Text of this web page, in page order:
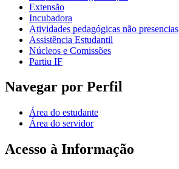
Extensão
Incubadora
Atividades pedagógicas não presencias
Assistência Estudantil
Núcleos e Comissões
Partiu IF
Navegar por Perfil
Área do estudante
Área do servidor
Acesso à Informação